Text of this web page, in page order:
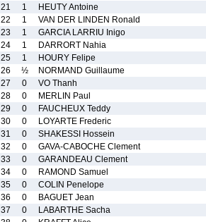
21
1
HEUTY Antoine
22
1
VAN DER LINDEN Ronald
23
1
GARCIA LARRIU Inigo
24
1
DARRORT Nahia
25
1
HOURY Felipe
26
½
NORMAND Guillaume
27
0
VO Thanh
28
0
MERLIN Paul
29
0
FAUCHEUX Teddy
30
0
LOYARTE Frederic
31
0
SHAKESSI Hossein
32
0
GAVA-CABOCHE Clement
33
0
GARANDEAU Clement
34
0
RAMOND Samuel
35
0
COLIN Penelope
36
0
BAGUET Jean
37
0
LABARTHE Sacha